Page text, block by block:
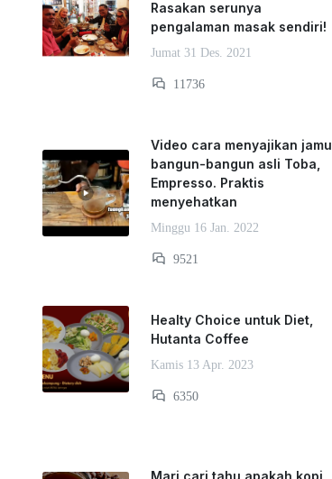
Rasakan serunya
pengalaman masak sendiri!
Jumat 31 Des. 2021
11736
Video cara menyajikan jamu
bangun-bangun asli Toba,
Empresso. Praktis
menyehatkan
Minggu 16 Jan. 2022
9521
Healty Choice untuk Diet,
Hutanta Coffee
Kamis 13 Apr. 2023
6350
Mari cari tahu apakah kopi